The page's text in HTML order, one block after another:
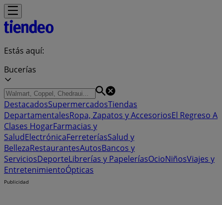
Estás aquí:
Bucerías
DestacadosSupermercadosTiendas
DepartamentalesRopa, Zapatos y AccesoriosEl Regreso A
Clases HogarFarmacias y
SaludElectrónicaFerreteríasSalud y
BellezaRestaurantesAutosBancos y
ServiciosDeporteLibrerías y PapeleríasOcioNiñosViajes y
EntretenimientoÓpticas
Publicidad